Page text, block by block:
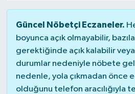
Güncel Nöbetçi Eczaneler.
boyunca açık olmayabilir,
gerektiğinde açık kalabilir
durumlar nedeniyle nöbete
nedenle, yola çıkmadan önce
olduğunu telefon aracılığıyla